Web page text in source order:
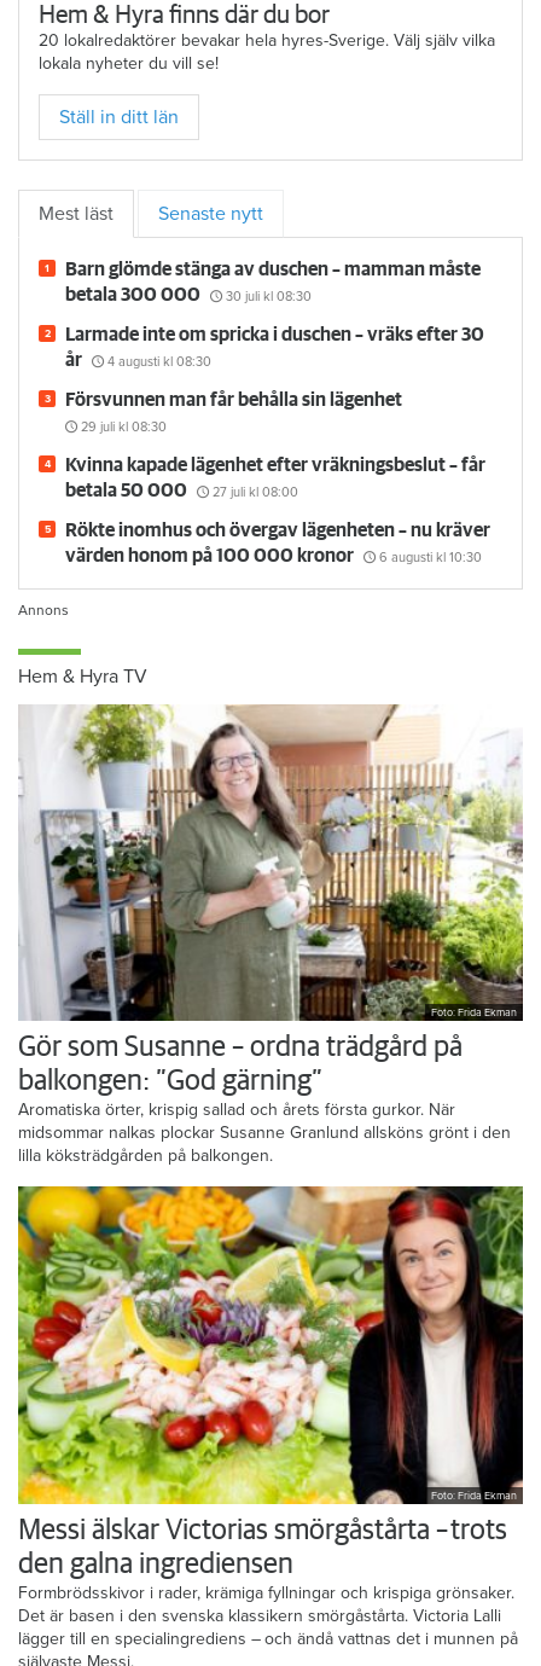
Hem & Hyra finns där du bor
20 lokalredaktörer bevakar hela hyres-Sverige. Välj själv vilka
lokala nyheter du vill se!
Ställ in ditt län
Mest läst Senaste nytt
Barn glömde stänga av duschen – mamman måste
betala 300 000
30 juli kl 08:30
Larmade inte om spricka i duschen – vräks efter 30
år
4 augusti kl 08:30
Försvunnen man får behålla sin lägenhet
29 juli kl 08:30
Kvinna kapade lägenhet efter vräkningsbeslut – får
betala 50 000
27 juli kl 08:00
Rökte inomhus och övergav lägenheten – nu kräver
värden honom på 100 000 kronor
6 augusti kl 10:30
Hem & Hyra TV
Foto: Frida Ekman
Gör som Susanne – ordna trädgård på
balkongen: ”God gärning”
Aromatiska örter, krispig sallad och årets första gurkor. När
midsommar nalkas plockar Susanne Granlund allsköns grönt i den
lilla köksträdgården på balkongen.
Foto: Frida Ekman
Messi älskar Victorias smörgåstårta – trots
den galna ingrediensen
Formbrödsskivor i rader, krämiga fyllningar och krispiga grönsaker.
Det är basen i den svenska klassikern smörgåstårta. Victoria Lalli
lägger till en specialingrediens – och ändå vattnas det i munnen på